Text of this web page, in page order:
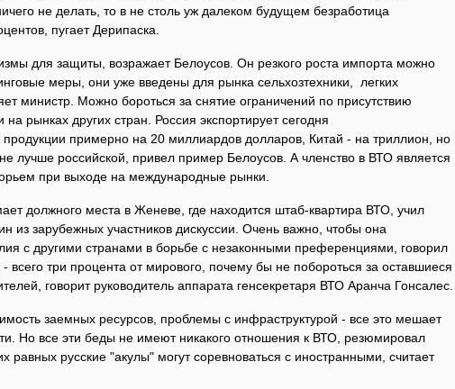
не делать, то в не столь уж далеком будущем безработица
пугает Дерипаска.
для защиты, возражает Белоусов. Он резкого роста импорта можно
меры, они уже введены для рынка сельхозтехники, легких
министр. Можно бороться за снятие ограничений по присутствию
на рынках других стран. Россия экспортирует сегодня
примерно на 20 миллиардов долларов, Китай - на триллион, но
лучше российской, привел пример Белоусов. А членство в ВТО является
при выходе на международные рынки.
должного места в Женеве, где находится штаб-квартира ВТО, учил
из зарубежных участников дискуссии. Очень важно, чтобы она
с другими странами в борьбе с незаконными преференциями, говорил
всего три процента от мирового, почему бы не побороться за оставшиеся
говорит руководитель аппарата генсекретаря ВТО Аранча Гонсалес.
заемных ресурсов, проблемы с инфраструктурой - все это мешает
Но все эти беды не имеют никакого отношения к ВТО, резюмировал
русские "акулы" могут соревноваться с иностранными, считает